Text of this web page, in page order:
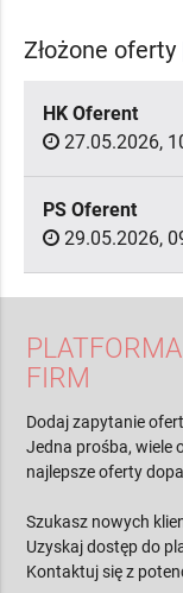
Złożone oferty
HK Oferent
27.05.2026,
PS Oferent
29.05.2026,
FIRM
Dodaj zapytanie
Jedna prośba, wiele
najlepsze oferty
Szukasz nowych
Uzyskaj dostęp do
Kontaktuj się z